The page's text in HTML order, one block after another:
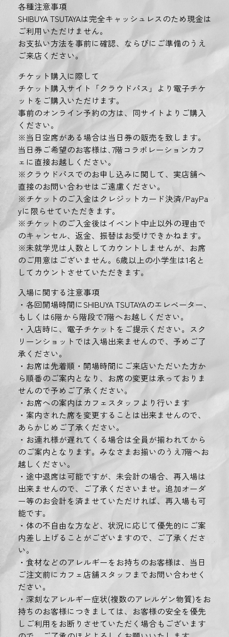
各種注意事項
SHIBUYA TSUTAYAは完全キャッシュレスのため現金は
ご利用いただけません。
お支払い方法を事前に確認、ならびにご準備のうえ
ご来店ください。
チケット購入に際して
チケット購入サイト「クラウドパス」より電子チケ
ットをご購入いただけます。
事前のオンライン予約の方は、同サイトよりご購入
ください。
※当日空席がある場合は当日券の販売を致します。
当日券ご希望のお客様は､7階コラボレーションカフ
ェに直接お越しください。
※クラウドパスでのお申し込みに関して、実店舗へ
直接のお問い合わせはご遠慮ください。
※チケットのご入金はクレジットカード決済/PayPa
yに限らせていただきます。
※チケットのご入金後はイベント中止以外の理由で
のキャンセル、返金、振替はお受けできかねます。
※未就学児は人数としてカウントしませんが、お席
のご用意はございません。6歳以上の小学生は1名と
してカウントさせていただきます。
入場に関する注意事項
・各回開場時間にSHIBUYA TSUTAYAのエレベーター、
もしくは6階から階段で7階へお越しください。
・入店時に、電子チケットをご提示ください。スク
リーンショットでは入場出来ませんので、予めご了
承ください。
・お席は先着順・開場時間にご来店いただいた方か
ら順番のご案内となり、お席の変更は承っておりま
せんので予めご了承ください。
・お席への案内はカフェスタッフより行います
・案内された席を変更することは出来ませんので、
あらかじめご了承ください。
・お連れ様が遅れてくる場合は全員が揃われてから
のご案内となります。みなさまお揃いのうえ7階へお
越しください。
・途中退席は可能ですが、未会計の場合、再入場は
出来ませんので、ご了承くださいませ。追加オーダ
ー等のお会計を済ませていただければ、再入場も可
能です。
・体の不自由な方など、状況に応じて優先的にご案
内差し上げることがございますので、ご了承くださ
い。
・食材などのアレルギーをお持ちのお客様は、当日
ご注文前にカフェ店舗スタッフまでお問い合わせく
ださい。
・深刻なアレルギー症状(複数のアレルゲン物質)をお
持ちのお客様につきましては、お客様の安全を優先
しご利用をお断りさせていただく場合もございます